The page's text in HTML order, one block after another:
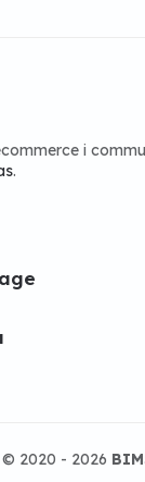
i
.
2020 - 2026